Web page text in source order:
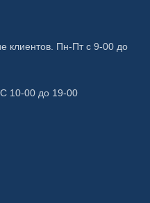
клиентов. Пн-Пт с 9-00 до
10-00 до 19-00